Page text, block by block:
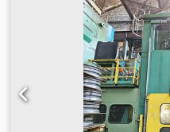
Predmet prethodne
pogledajte našu ostalu
zaštitni znakovi vlasništvo
isključivo za identifikaciju i
tehničkih podataka kao i
zadržavamo pravo